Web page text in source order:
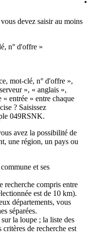
devez saisir au moins
n° d'offre »
mot-clé, n° d'offre »,
», « anglais »,
« entrée » entre chaque
? Saisissez
049RSNK.
avez la possibilité de
une région, un pays ou
et ses
recherche compris entre
est de 10 km).
départements, vous
séparées.
la loupe ; la liste des
de recherche est